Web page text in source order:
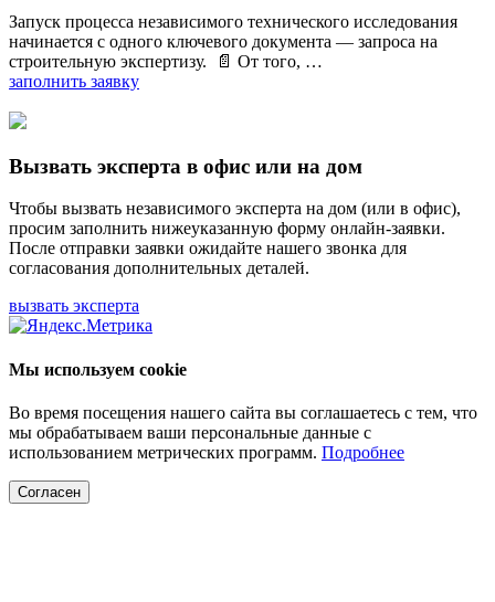
Запуск процесса независимого технического исследования
начинается с одного ключевого документа — запроса на
строительную экспертизу. 📄 От того, …
заполнить заявку
Вызвать эксперта в офис или на дом
Чтобы вызвать независимого эксперта на дом (или в офис),
просим заполнить нижеуказанную форму онлайн-заявки.
После отправки заявки ожидайте нашего звонка для
согласования дополнительных деталей.
вызвать эксперта
Мы используем cookie
Во время посещения нашего сайта вы соглашаетесь с тем, что
мы обрабатываем ваши персональные данные с
использованием метрических программ. Подробнее
Согласен